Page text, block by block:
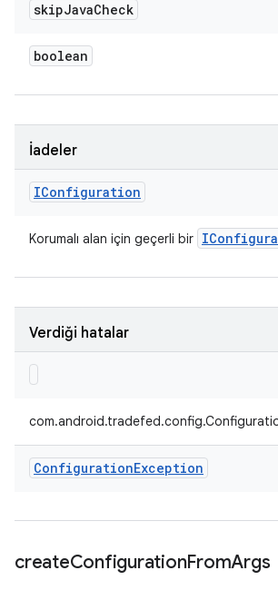
skipJavaCheck
boolean
İadeler
IConfiguration
Korumalı alan için geçerli bir
Verdiği hatalar
ConfigurationException
createConfigurationFromArgs